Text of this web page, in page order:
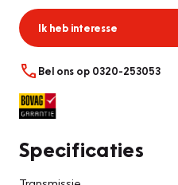
Ik heb interesse
Bel ons op 0320-253053
Specificaties